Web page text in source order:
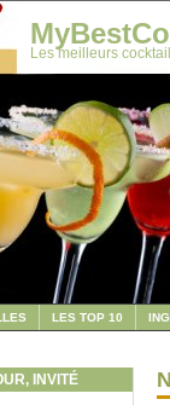
Les meilleurs
LES TOP 10
INVITÉ